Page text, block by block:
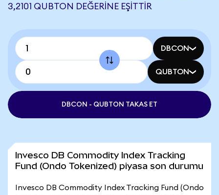
3,2101 QUBTON DEĞERINE EŞITTIR
DBCON
QUBTON
DBCON - QUBTON TAKAS ET
Invesco DB Commodity Index Tracking
Fund (Ondo Tokenized) piyasa son durumu
Invesco DB Commodity Index Tracking Fund (Ondo